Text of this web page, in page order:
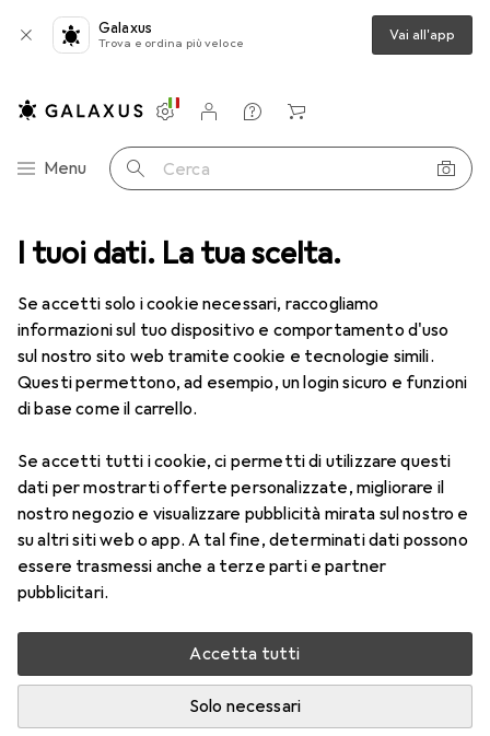
I tuoi dati. La tua scelta.
Se accetti solo i cookie necessari, raccogliamo
informazioni sul tuo dispositivo e comportamento d'uso
sul nostro sito web tramite cookie e tecnologie simili.
Questi permettono, ad esempio, un login sicuro e funzioni
di base come il carrello.
Se accetti tutti i cookie, ci permetti di utilizzare questi
dati per mostrarti offerte personalizzate, migliorare il
nostro negozio e visualizzare pubblicità mirata sul nostro e
su altri siti web o app. A tal fine, determinati dati possono
essere trasmessi anche a terze parti e partner
pubblicitari.
Accetta tutti
Solo necessari
Galaxus
Trova e ordina più veloce Vai all'app
Categoria Navigazione
Menu Cerca
Impostazioni
Conto cliente
Liste di confronto
Liste dei desideri
Carrello
Sport Ciclismo Officina biciclette
Pompa bici
Prodotti Forum